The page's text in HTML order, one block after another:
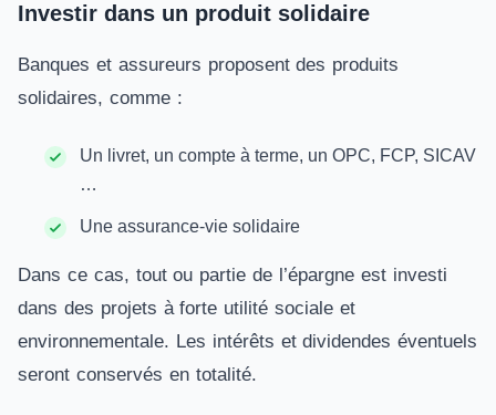
Investir dans un produit solidaire
Banques et assureurs proposent des produits
solidaires, comme :
Un livret, un compte à terme, un OPC, FCP, SICAV
…
Une assurance-vie solidaire
Dans ce cas, tout ou partie de l’épargne est investi
dans des projets à forte utilité sociale et
environnementale. Les intérêts et dividendes éventuels
seront conservés en totalité.